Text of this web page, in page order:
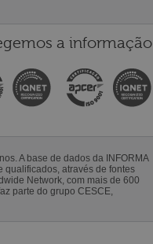
a informação
A base de dados da INFORMA
qualificados, através de fontes
Network, com mais de 600
parte do grupo CESCE,